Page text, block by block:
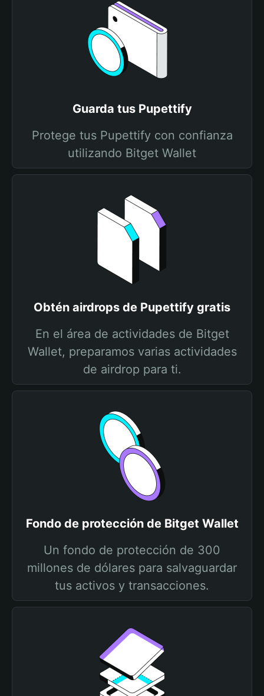
Guarda tus Pupettify
Protege tus Pupettify con confianza
utilizando Bitget Wallet
Obtén airdrops de Pupettify gratis
En el área de actividades de Bitget
Wallet, preparamos varias actividades
de airdrop para ti.
Fondo de protección de Bitget Wallet
Un fondo de protección de 300
millones de dólares para salvaguardar
tus activos y transacciones.